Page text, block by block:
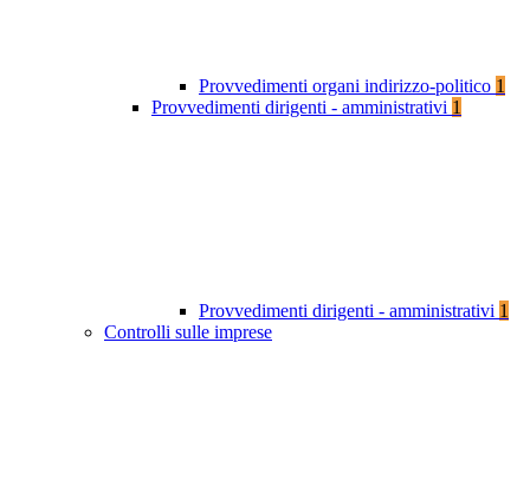
Provvedimenti organi indirizzo-politico 1
Provvedimenti dirigenti - amministrativi 1
Provvedimenti dirigenti - amministrativi 1
Controlli sulle imprese